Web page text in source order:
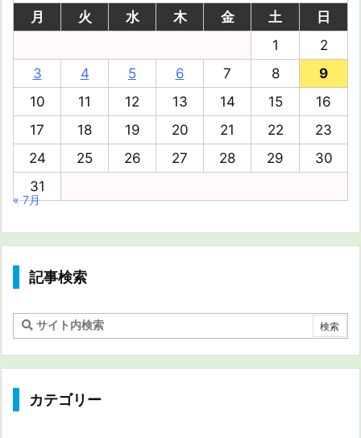
月
火 水 木 金 土
日
1
2
3
4 5 6 7 8
9
10
11 12 13 14 15
16
17
18 19 20 21 22
23
24
25 26 27 28 29
30
31
« 7月
記事検索
カテゴリー